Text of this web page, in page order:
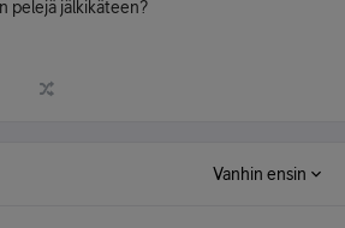
pelejä jälkikäteen?
Vanhin ensin